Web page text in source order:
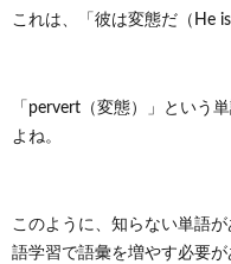
これは、「彼は変態だ（He
「pervert（変態）」という
よね。
このように、知らない単語
語学習で語彙を増やす必要が